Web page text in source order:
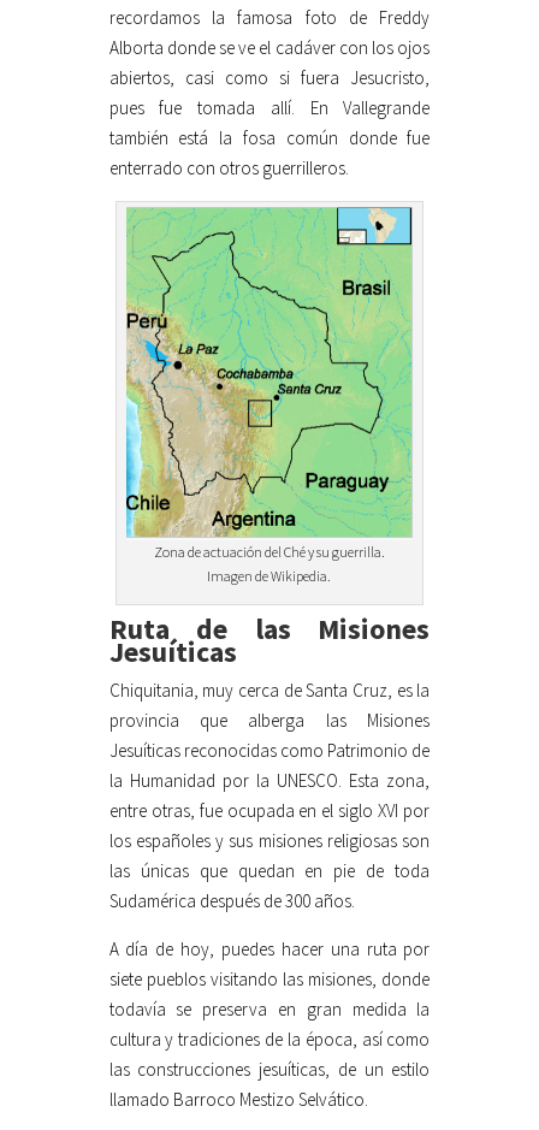
recordamos la famosa foto de Freddy
Alborta donde se ve el cadáver con los ojos
abiertos, casi como si fuera Jesucristo,
pues fue tomada allí. En Vallegrande
también está la fosa común donde fue
enterrado con otros guerrilleros.
Zona de actuación del Ché y su guerrilla.
Imagen de Wikipedia.
Ruta de las Misiones
Jesuíticas
Chiquitania, muy cerca de Santa Cruz, es la
provincia que alberga las Misiones
Jesuíticas reconocidas como Patrimonio de
la Humanidad por la UNESCO. Esta zona,
entre otras, fue ocupada en el siglo XVI por
los españoles y sus misiones religiosas son
las únicas que quedan en pie de toda
Sudamérica después de 300 años.
A día de hoy, puedes hacer una ruta por
siete pueblos visitando las misiones, donde
todavía se preserva en gran medida la
cultura y tradiciones de la época, así como
las construcciones jesuíticas, de un estilo
llamado Barroco Mestizo Selvático.